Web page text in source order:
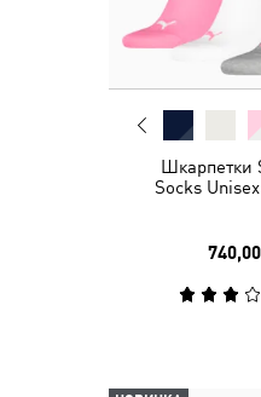
Шкарпетки
Socks